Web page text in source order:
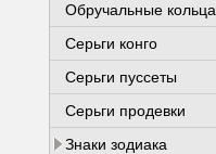
Обручальные кольца
Серьги конго
Серьги пуссеты
Серьги продевки
Знаки зодиака